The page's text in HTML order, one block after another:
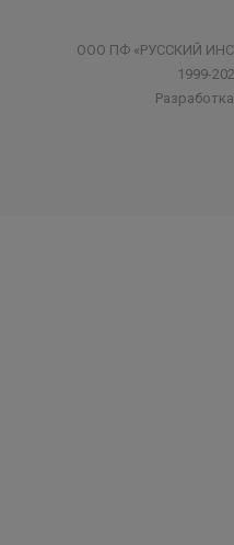
ООО ПФ «РУССКИЙ
1999-